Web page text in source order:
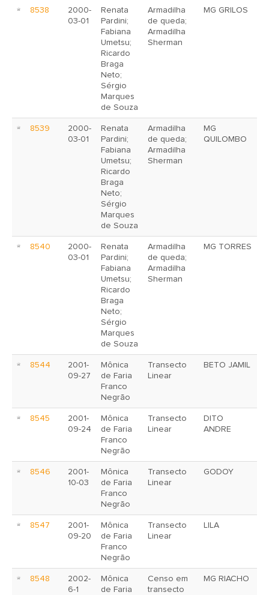
8538
2000-
03-01
Renata
Pardini;
Fabiana
Umetsu;
Ricardo
Braga
Neto;
Sérgio
Marques
de Souza
Armadilha
de queda;
Armadilha
Sherman
MG GRILOS
8539
2000-
03-01
Renata
Pardini;
Fabiana
Umetsu;
Ricardo
Braga
Neto;
Sérgio
Marques
de Souza
Armadilha
de queda;
Armadilha
Sherman
MG
QUILOMBO
8540
2000-
03-01
Renata
Pardini;
Fabiana
Umetsu;
Ricardo
Braga
Neto;
Sérgio
Marques
de Souza
Armadilha
de queda;
Armadilha
Sherman
MG TORRES
8544
2001-
09-27
Mônica
de Faria
Franco
Negrão
Transecto
Linear
BETO JAMIL
8545
2001-
09-24
Mônica
de Faria
Franco
Negrão
Transecto
Linear
DITO
ANDRE
8546
2001-
10-03
Mônica
de Faria
Franco
Negrão
Transecto
Linear
GODOY
8547
2001-
09-20
Mônica
de Faria
Franco
Negrão
Transecto
Linear
LILA
8548
2002-
6-1
Mônica
de Faria
Censo em
transecto
MG RIACHO